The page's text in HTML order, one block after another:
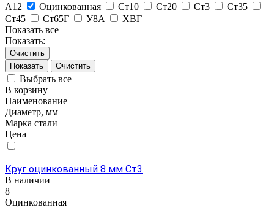
А12
Оцинкованная Ст10 Ст20 Ст3
Ст35
Ст45
Ст65Г У8А
ХВГ
Показать все
Показать:
Очистить
Очистить
Выбрать все
В корзину
Наименование
Диаметр, мм
Марка стали
Цена
Круг оцинкованный 8 мм Ст3
В наличии
8
Оцинкованная